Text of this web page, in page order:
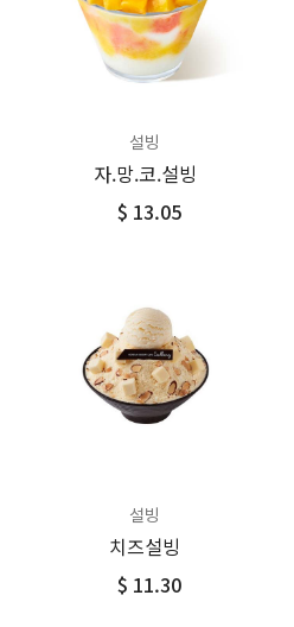
설빙
자.망.코.설빙
$ 13.05
설빙
치즈설빙
$ 11.30